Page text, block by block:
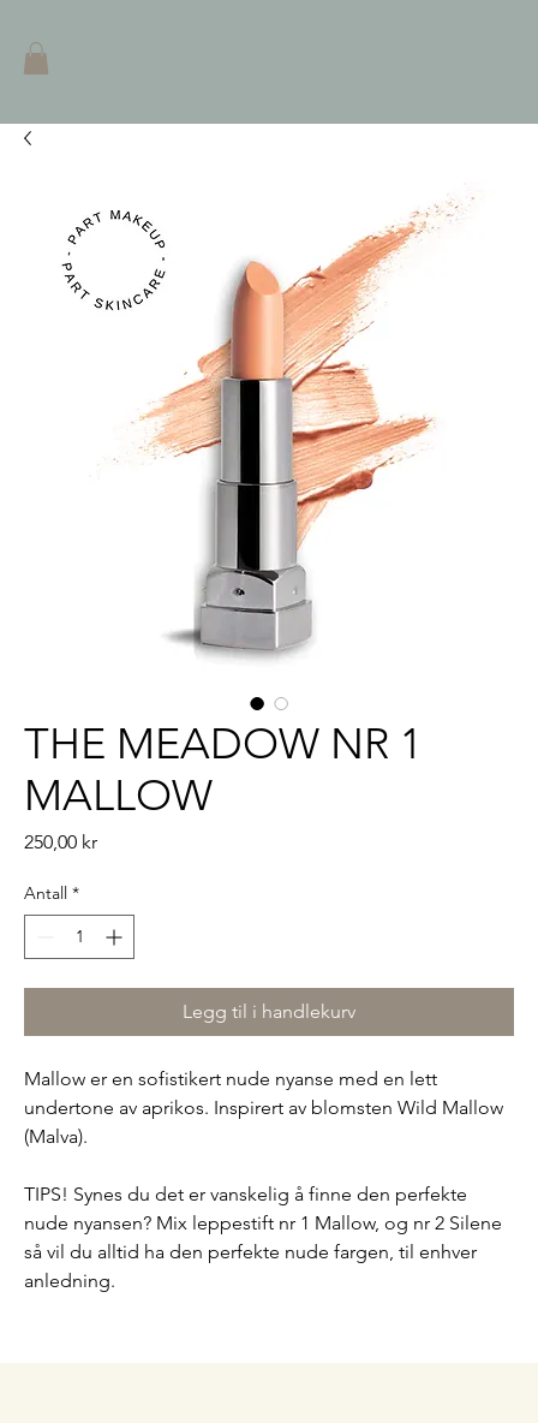
THE MEADOW NR 1
MALLOW
250,00 krPris
Antall *
Legg til i handlekurv
Mallow er en sofistikert nude nyanse med en lett
undertone av aprikos. Inspirert av blomsten Wild Mallow
(Malva).
TIPS! Synes du det er vanskelig å finne den perfekte
nude nyansen? Mix leppestift nr 1 Mallow, og nr 2 Silene
så vil du alltid ha den perfekte nude fargen, til enhver
anledning.